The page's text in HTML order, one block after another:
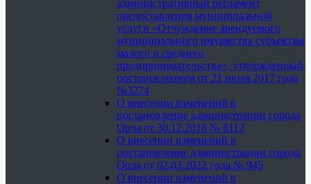
административный регламент
предоставления муниципальной
услуги «Отчуждение арендуемого
муниципального имущества субъектам
малого и среднего
предпринимательства», утвержденный
постановлением от 21 июля 2017 года
№3274
О внесении изменений в
постановление администрации города
Орла от 30.12.2016 № 6112
О внесении изменений в
постановление администрации города
Орла от 02.03.2022 года № 945
О внесении изменений в